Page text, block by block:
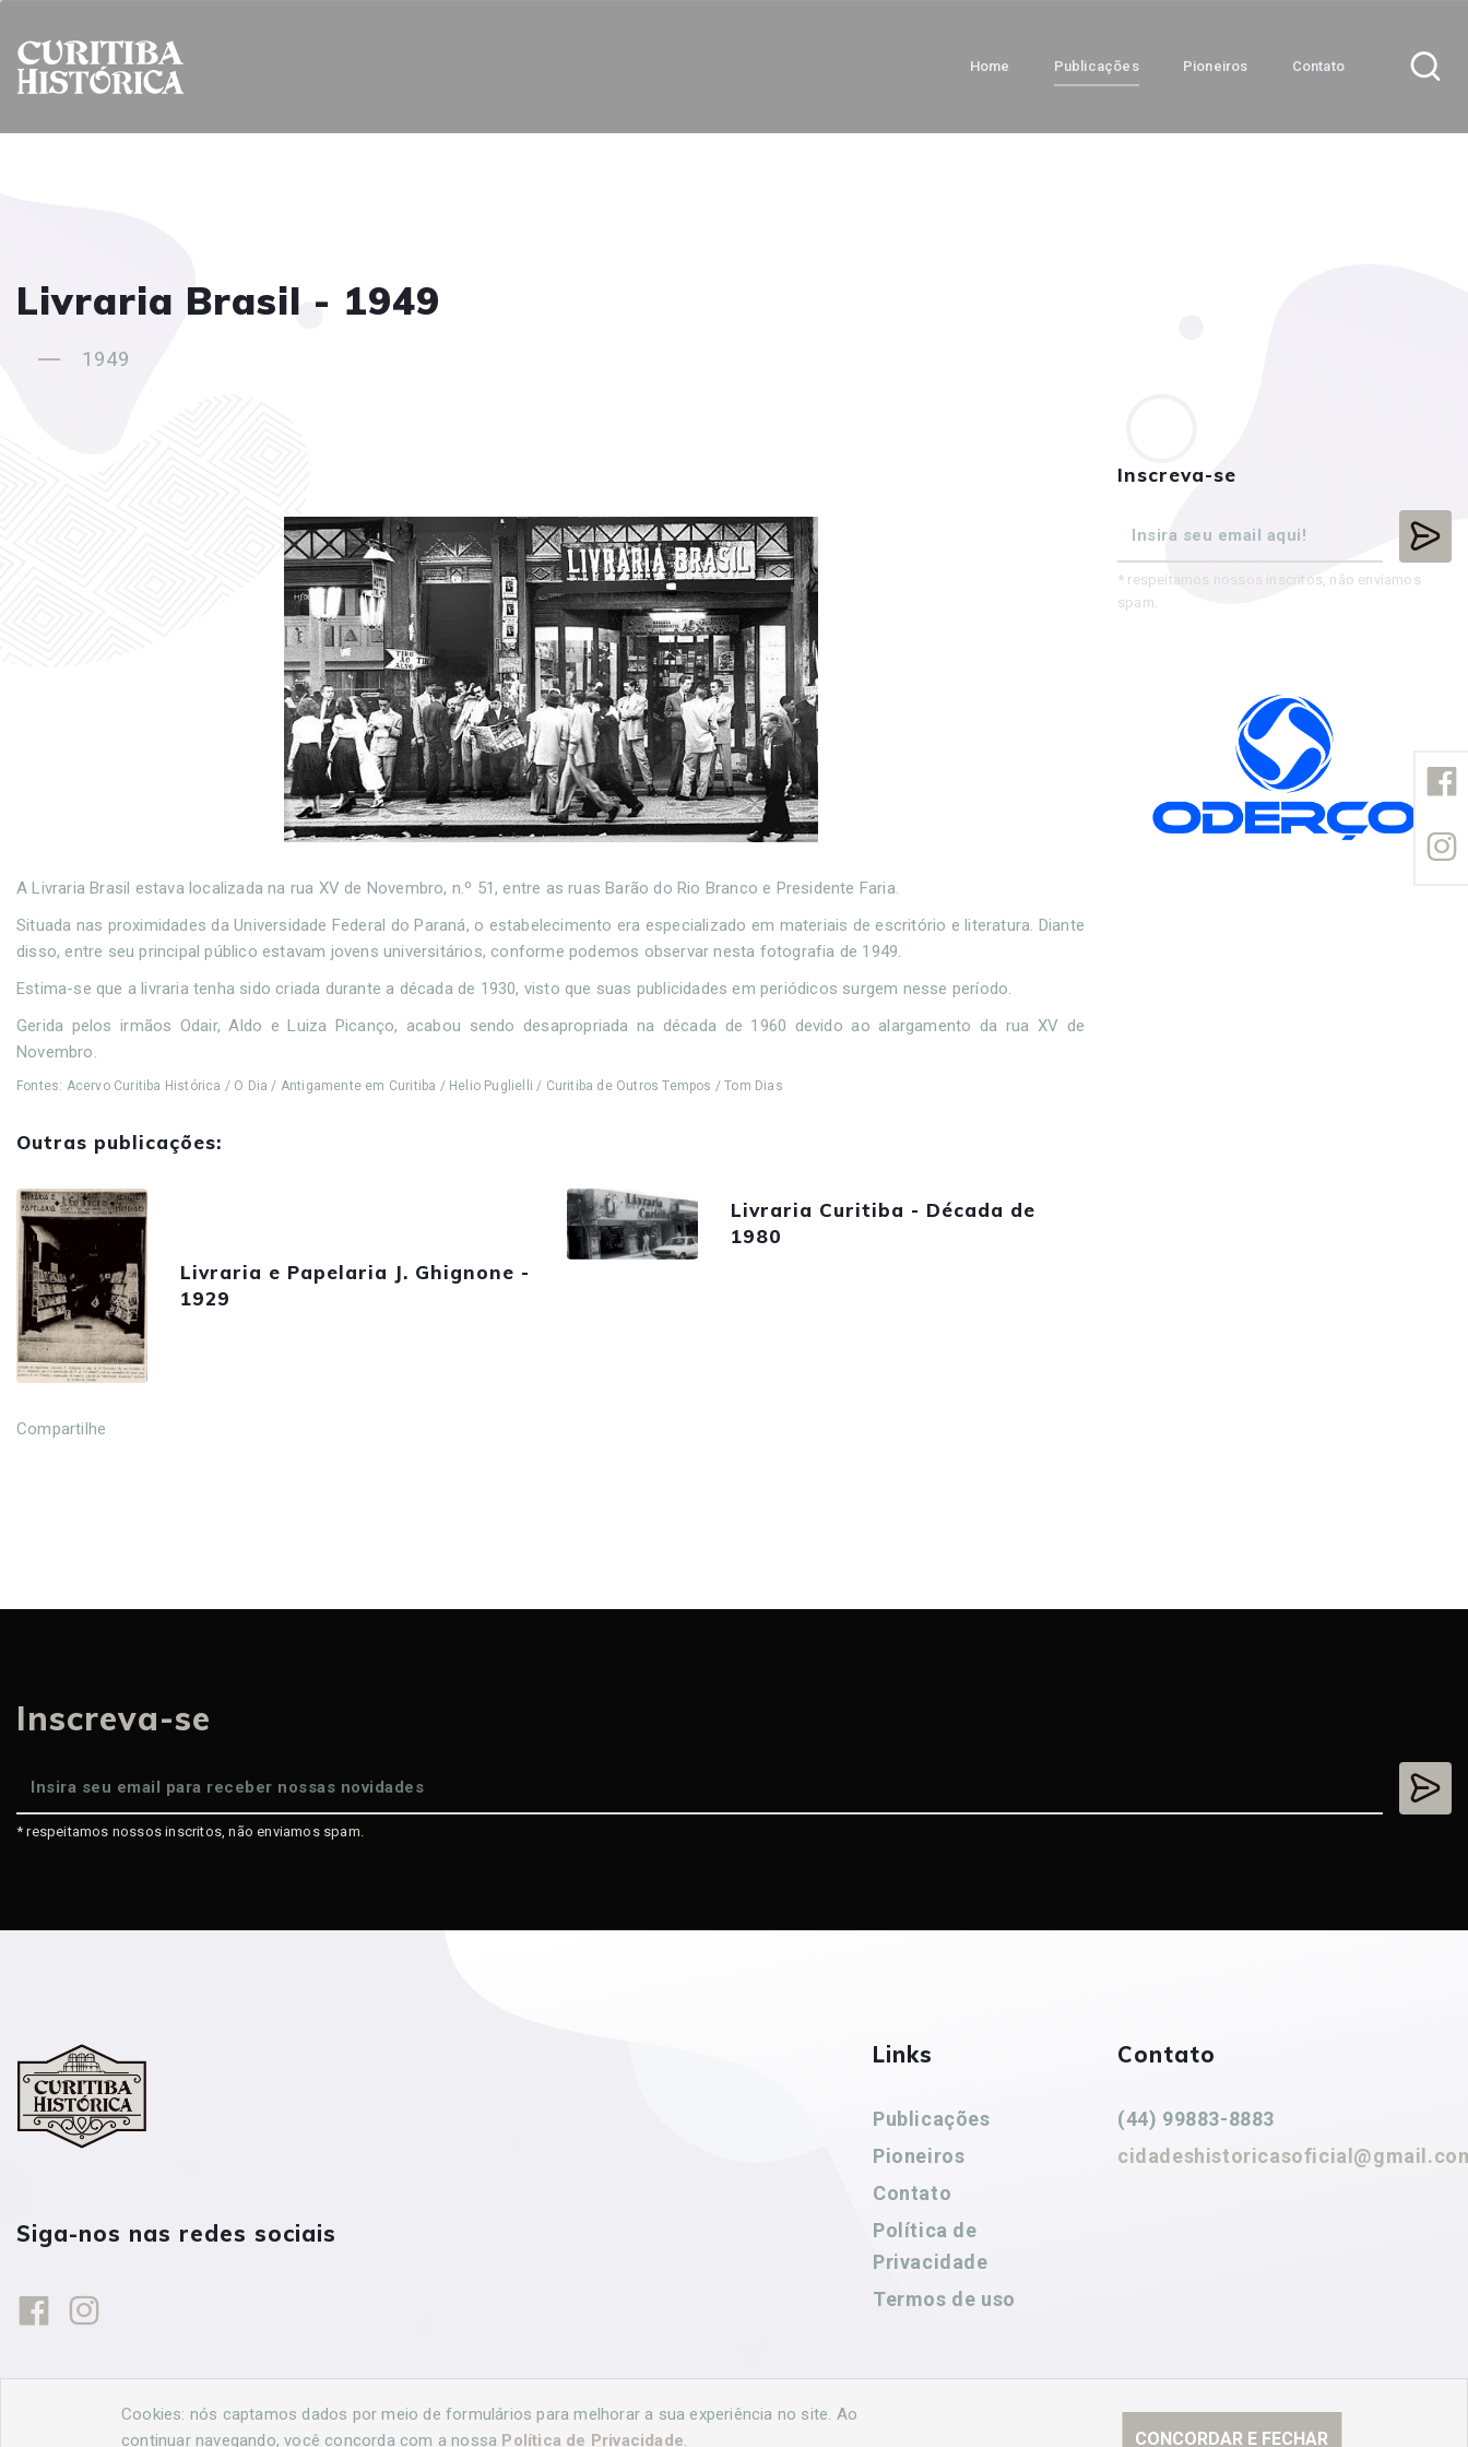
Home Publicações Pioneiros Contato
Livraria Brasil - 1949
1949
A Livraria Brasil estava localizada na rua XV de Novembro, n.º 51, entre as ruas Barão do Rio Branco e Presidente Faria.
Situada nas proximidades da Universidade Federal do Paraná, o estabelecimento era especializado em materiais de escritório e literatura. Diante
disso, entre seu principal público estavam jovens universitários, conforme podemos observar nesta fotografia de 1949.
Estima-se que a livraria tenha sido criada durante a década de 1930, visto que suas publicidades em periódicos surgem nesse período.
Gerida pelos irmãos Odair, Aldo e Luiza Picanço, acabou sendo desapropriada na década de 1960 devido ao alargamento da rua XV de
Novembro.
Fontes: Acervo Curitiba Histórica / O Dia / Antigamente em Curitiba / Helio Puglielli / Curitiba de Outros Tempos / Tom Dias
Outras publicações:
Livraria e Papelaria J. Ghignone -
1929
Livraria Curitiba - Década de
1980
Compartilhe
Inscreva-se
* respeitamos nossos inscritos, não enviamos
spam.
Inscreva-se
* respeitamos nossos inscritos, não enviamos spam.
Siga-nos nas redes sociais
Links
Publicações
Pioneiros
Contato
Política de
Privacidade
Termos de uso
Contato
(44) 99883-8883
Cookies: nós captamos dados por meio de formulários para melhorar a sua experiência no site. Ao
continuar navegando, você concorda com a nossa Política de Privacidade. CONCORDAR E FECHAR